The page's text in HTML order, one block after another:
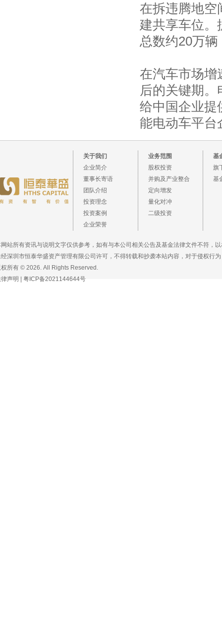
在拆违腾地空
建共享车位。
总数约20万
在汽车市场增
后的关键期
给中国企业提
能电动车平台
关于我们
企业简介
董事长寄语
团队介绍
投资理念
投资案例
企业荣誉
业务范围
股权投资
并购及产业整合
定向增发
量化对冲
二级投资
基
旗
基
站所有资讯与说明文字仅供参考，如有与本公司相关公告及基金法律文件不符，
深圳市恒泰华盛资产管理有限公司许可，不得转载和抄袭本站内容，对于侵权行
权所有 © 2026. All Rights Reserved.
声明
粤ICP备2021144644号